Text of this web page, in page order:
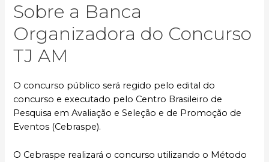
Sobre a Banca
Organizadora do Concurso
TJ AM
O concurso público será regido pelo edital do
concurso e executado pelo Centro Brasileiro de
Pesquisa em Avaliação e Seleção e de Promoção de
Eventos (Cebraspe).
O Cebraspe realizará o concurso utilizando o Método